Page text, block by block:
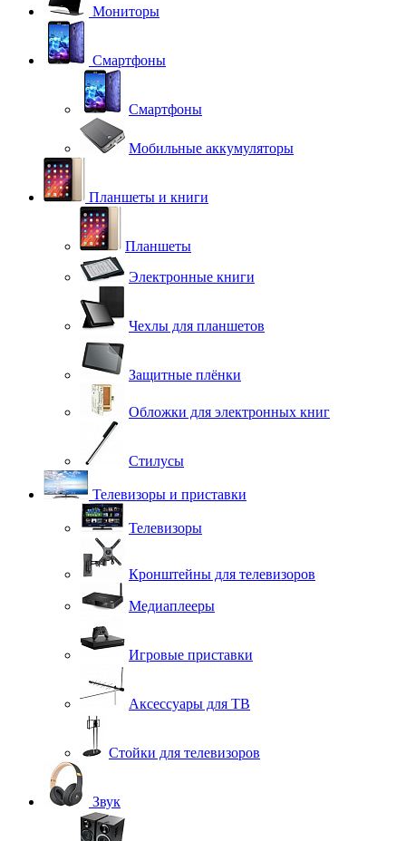
Мониторы
Смартфоны
Смартфоны
Мобильные аккумуляторы
Планшеты и книги
Планшеты
Электронные книги
Чехлы для планшетов
Защитные плёнки
Обложки для электронных книг
Стилусы
Телевизоры и приставки
Телевизоры
Кронштейны для телевизоров
Медиаплееры
Игровые приставки
Аксессуары для ТВ
Стойки для телевизоров
Звук